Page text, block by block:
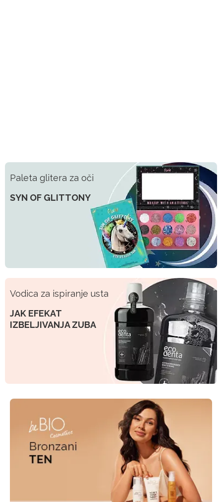
Paleta glitera za oči
SYN OF GLITTONY
Vodica za ispiranje usta
JAK EFEKAT
IZBELJIVANJA ZUBA